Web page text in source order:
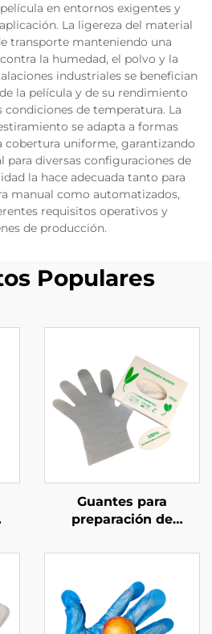
en entornos exigentes y
La ligereza del material
transporte manteniendo una
la humedad, el polvo y la
industriales se benefician
la película y de su rendimiento
de temperatura. La
se adapta a formas
cobertura uniforme, garantizando
para diversas configuraciones de
la hace adecuada tanto para
manual como automatizados,
requisitos operativos y
de producción.
Populares
Guantes para
preparación de
compostables
Compostables de
material PLA PBAT
almidón de maíz